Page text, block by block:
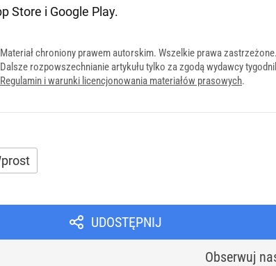
Store i Google Play.
Materiał chroniony prawem autorskim. Wszelkie prawa zastrzeżone.
Dalsze rozpowszechnianie artykułu tylko za zgodą wydawcy
Regulamin i warunki licencjonowania materiałów prasowych.
UDOSTĘPNIJ
Obserwuj